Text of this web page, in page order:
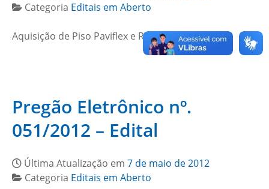
Categoria Editais em Aberto
Aquisição de Piso Paviflex e Rodapé Vinílico…
Pregão Eletrônico nº.
051/2012 – Edital
Última Atualização em 7 de maio de 2012
Categoria Editais em Aberto